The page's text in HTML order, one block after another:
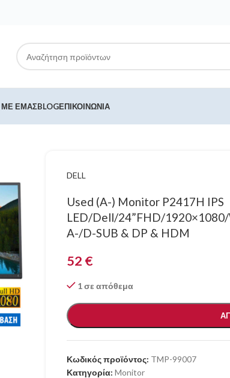
ΜΕ ΕΜΆΣBLOGΕΠΙΚΟΙΝΩΝΊΑ
DELL
Used (A-) Monitor P2417H IPS
LED/Dell/24”FHD/
A-/D-SUB & DP & HDM
52 €
1 σε απόθεμα
Κωδικός προϊόντος: TMP-99007
Κατηγορία: Monitor